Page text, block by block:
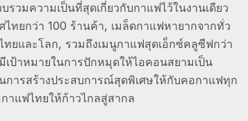
วมความเป็นที่สุดเกี่ยวกับกาแฟไว้ในงานเดียว
ทยกว่า 100 ร้านค้า, เมล็ดกาแฟหายากจากทั่ว
ทยและโลก, รวมถึงเมนูกาแฟสุดเอ็กซ์คลูซีฟกว่า
ป้าหมายในการปักหมุดให้ไอคอนสยามเป็น
ารสร้างประสบการณ์สุดพิเศษให้กับคอกาแฟทุก
าแฟไทยให้ก้าวไกลสู่สากล